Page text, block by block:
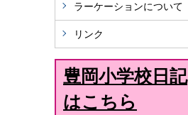
ラーケーションについて
リンク
豊岡小学校日記
はこちら